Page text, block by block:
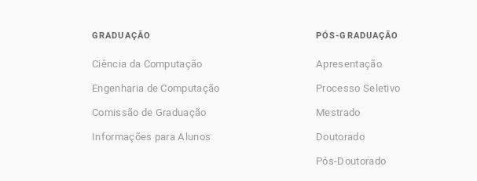
GRADUAÇÃO
Ciência da Computação
Engenharia de Computação
Comissão de Graduação
Informações para Alunos
PÓS-GRADUAÇÃO
Apresentação
Processo Seletivo
Mestrado
Doutorado
Pós-Doutorado